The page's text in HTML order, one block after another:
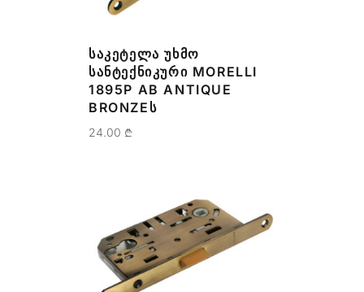
ᲡᲐᲙᲔᲢᲔᲚᲐ ᲣᲮᲛᲝ
ᲡᲐᲜᲢᲔᲥᲜᲘᲙᲣᲠᲘ MORELLI
1895P AB ANTIQUE
BRONZEᲡ
24.00 ₾